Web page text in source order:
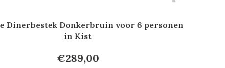
Dinerbestek Donkerbruin voor 6 personen
in Kist
€289,00